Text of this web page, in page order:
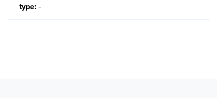
type: -